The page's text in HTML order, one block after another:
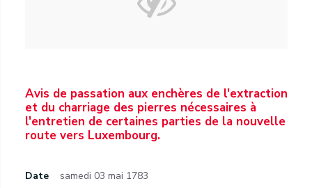
Avis de passation aux enchères de l'extraction
et du charriage des pierres nécessaires à
l'entretien de certaines parties de la nouvelle
route vers Luxembourg.
Date samedi 03 mai 1783